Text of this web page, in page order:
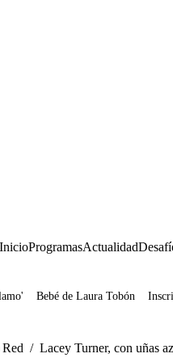
InicioProgramasActualidad
Bebé de Laura Tobón
/ Lacey Turner, con uñas